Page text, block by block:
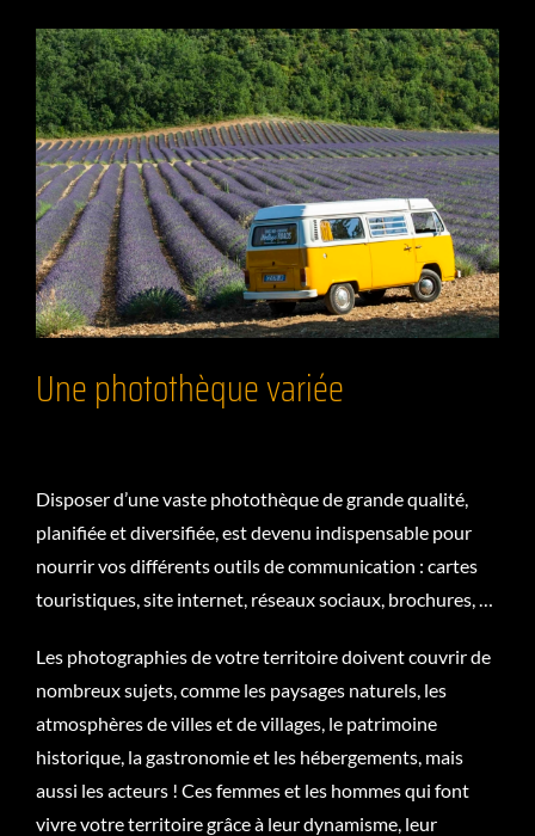
Une photothèque variée
Disposer d’une vaste photothèque de grande qualité,
planifiée et diversifiée, est devenu indispensable pour
nourrir vos différents outils de communication : cartes
touristiques, site internet, réseaux sociaux, brochures, …
Les photographies de votre territoire doivent couvrir de
nombreux sujets, comme les paysages naturels, les
atmosphères de villes et de villages, le patrimoine
historique, la gastronomie et les hébergements, mais
aussi les acteurs ! Ces femmes et les hommes qui font
vivre votre territoire grâce à leur dynamisme, leur